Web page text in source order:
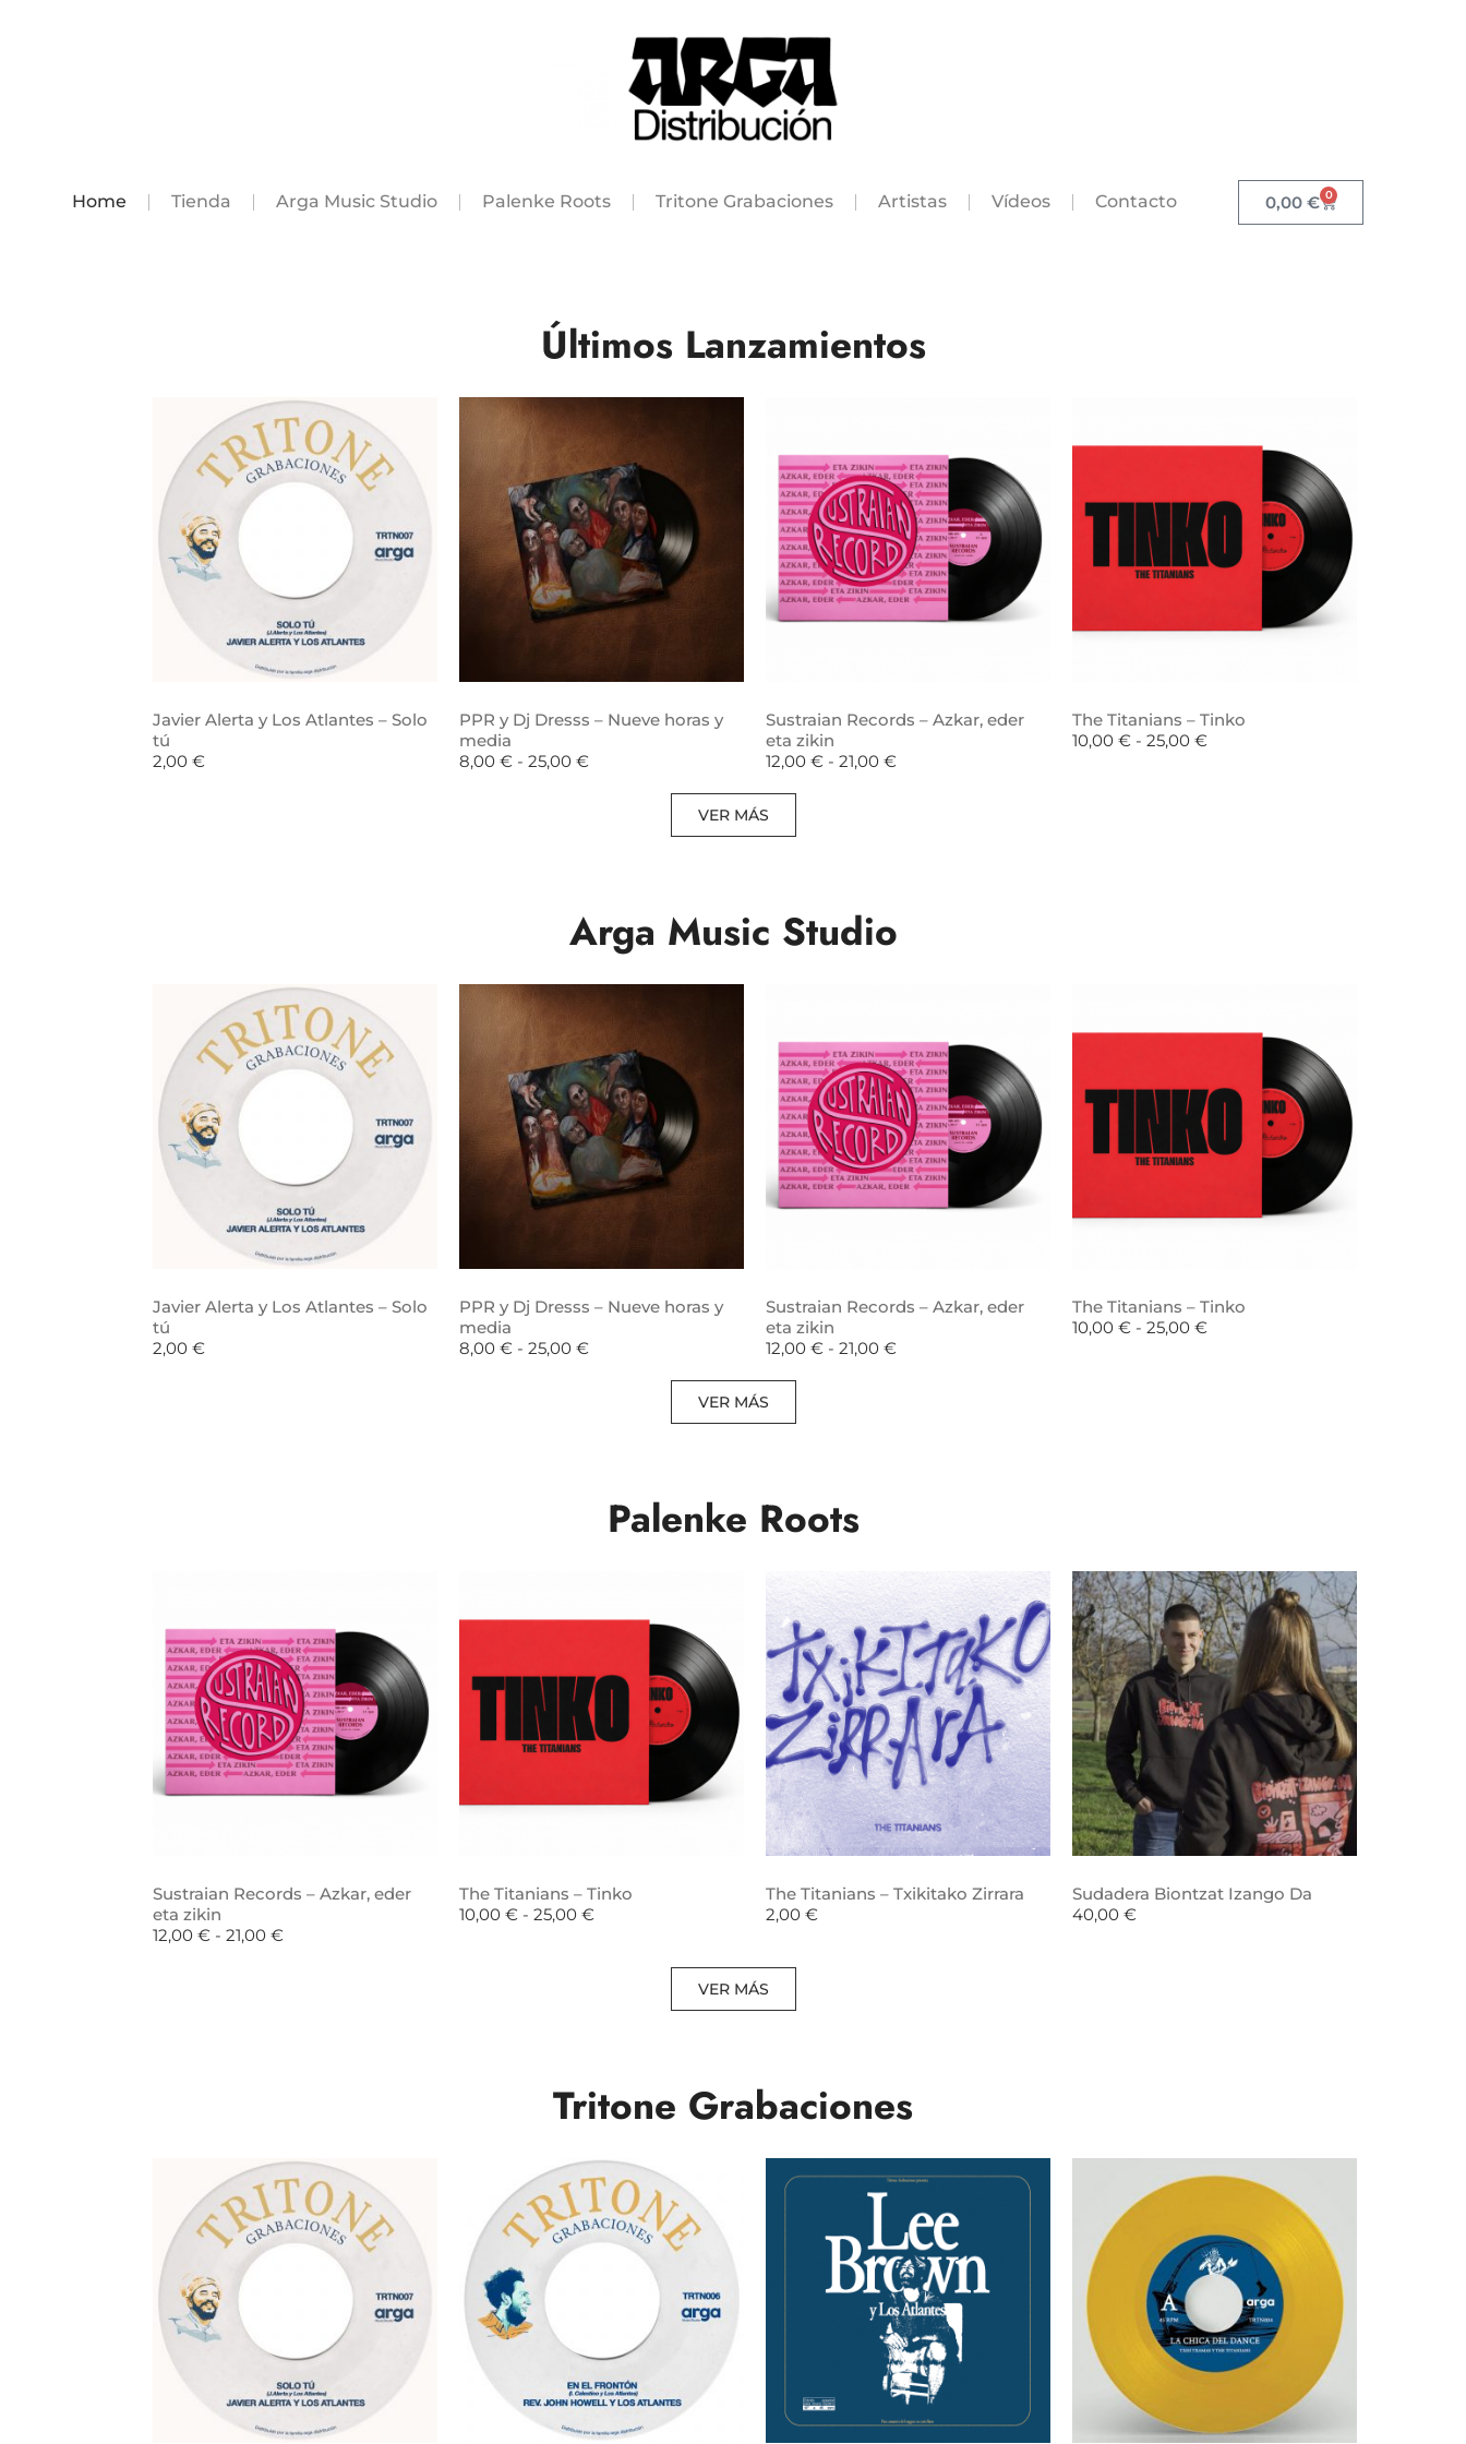
Home Tienda Arga Music Studio Palenke Roots Tritone Grabaciones Artistas Vídeos Contacto 0,00€ 0
Últimos Lanzamientos
Javier Alerta y Los Atlantes – Solo
tú
2,00 €
PPR y Dj Dresss – Nueve horas y
media
8,00 € - 25,00 €
Sustraian Records – Azkar, eder
eta zikin
12,00 € - 21,00 €
The Titanians – Tinko
10,00 € - 25,00 €
VER MÁS
Arga Music Studio
Javier Alerta y Los Atlantes – Solo
tú
2,00 €
PPR y Dj Dresss – Nueve horas y
media
8,00 € - 25,00 €
Sustraian Records – Azkar, eder
eta zikin
12,00 € - 21,00 €
The Titanians – Tinko
10,00 € - 25,00 €
VER MÁS
Palenke Roots
Sustraian Records – Azkar, eder
eta zikin
12,00 € - 21,00 €
The Titanians – Tinko
10,00 € - 25,00 €
The Titanians – Txikitako Zirrara
2,00 €
Sudadera Biontzat Izango Da
40,00 €
VER MÁS
Tritone Grabaciones